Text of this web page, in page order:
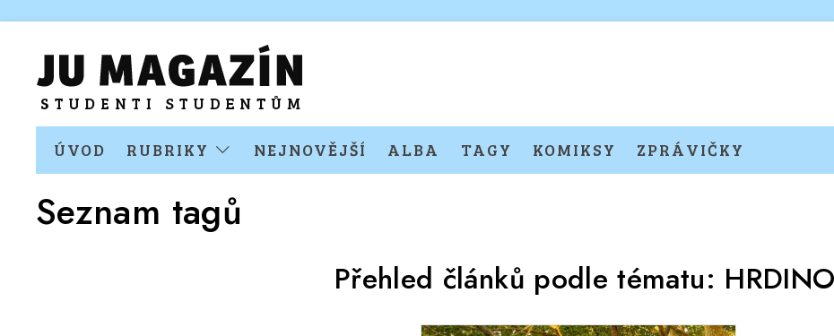
ÚVOD RUBRIKY NEJNOVĚJŠÍ ALBA TAGY KOMIKSY ZPRÁVIČKY
Seznam tagů
Přehled článků podle tématu: